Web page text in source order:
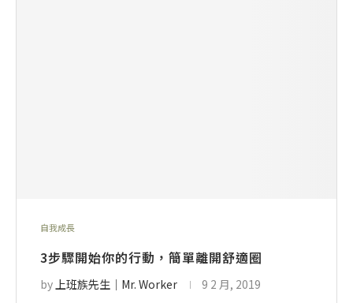
自我成長
3步驟開始你的行動，簡單離開舒適圈
by上班族先生│Mr. Worker 9 2 月, 2019